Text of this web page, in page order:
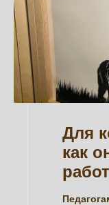
Для
как